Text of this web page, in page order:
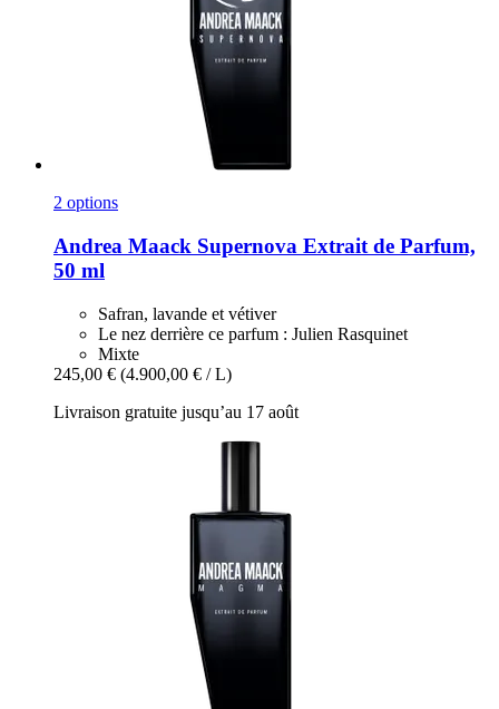
2 options
Andrea Maack Supernova Extrait de Parfum,
50 ml
Safran, lavande et vétiver
Le nez derrière ce parfum : Julien Rasquinet
Mixte
245,00 € (4.900,00 € / L)
Livraison gratuite jusqu’au 17 août